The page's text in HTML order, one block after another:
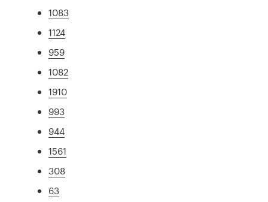
1083
1124
959
1082
1910
993
944
1561
308
63